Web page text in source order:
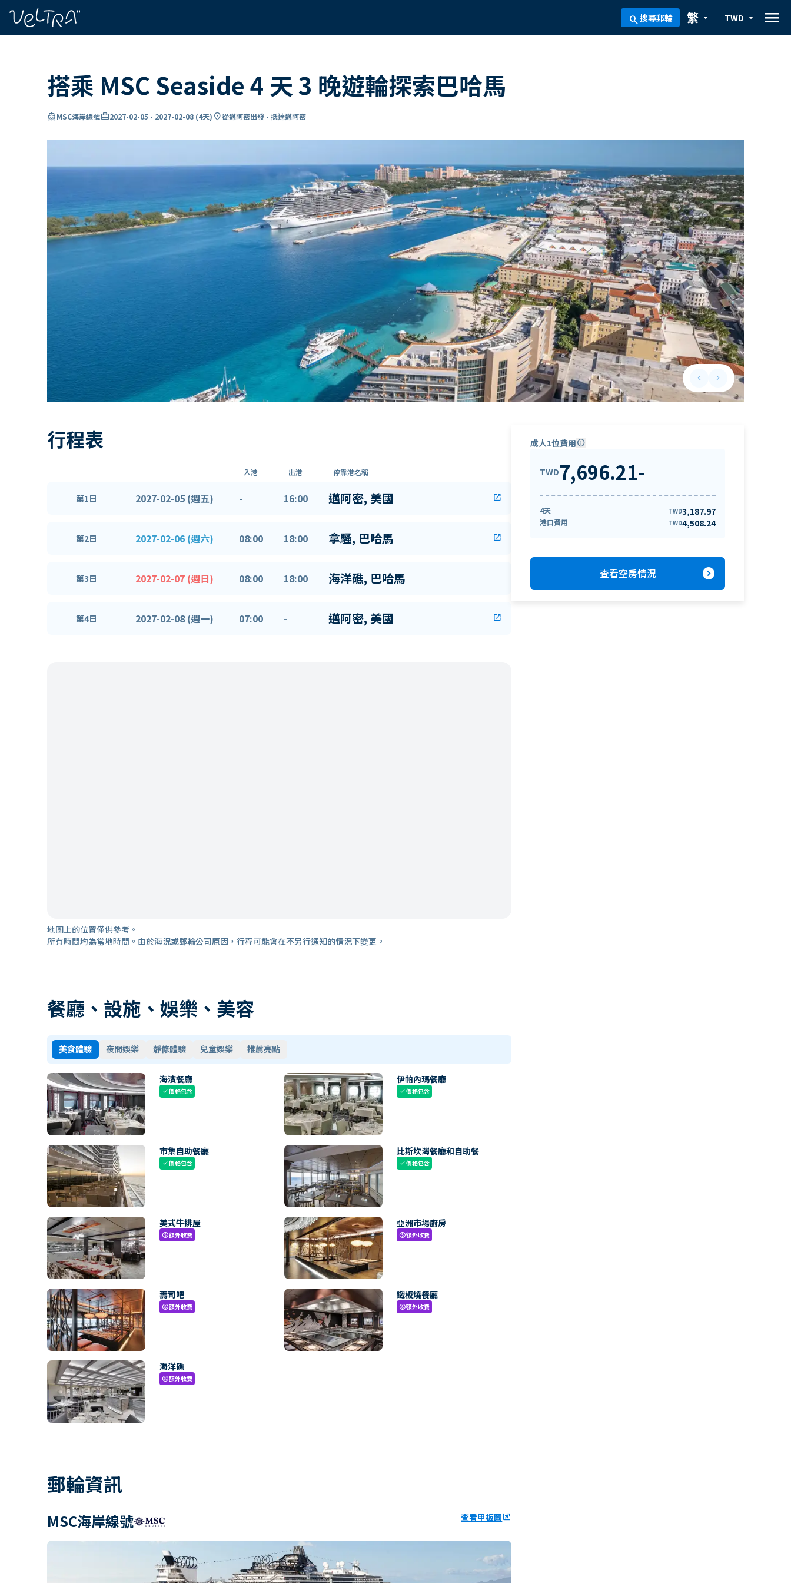
search搜尋郵輪 arrow_drop_down
繁 arrow_drop_down
TWD menu
搭乘 MSC Seaside 4 天 3 晚遊輪探索巴哈馬
directions_boatMSC海岸線號card_travel2027-02-05 - 2027-02-08 (4天) location_on從邁阿密出發 - 抵達邁阿密
keyboard_arrow_leftPrevious slide
keyboard_arrow_rightNext slide
行程表
入港 出港 停靠港名稱
第1日 2027-02-05 (週五) - 16:00 邁阿密, 美國 open_in_new
第2日 2027-02-06 (週六) 08:00 18:00 拿騷, 巴哈馬 open_in_new
第3日 2027-02-07 (週日) 08:00 18:00 海洋礁, 巴哈馬
第4日 2027-02-08 (週一) 07:00 - 邁阿密, 美國 open_in_new
地圖上的位置僅供參考。
所有時間均為當地時間。由於海況或郵輪公司原因，行程可能會在不另行通知的情況下變更。
餐廳、設施、娛樂、美容
美食體驗 夜間娛樂 靜修體驗 兒童娛樂 推薦亮點
海濱餐廳
check價格包含
伊帕內瑪餐廳
check價格包含
市集自助餐廳
check價格包含
比斯坎灣餐廳和自助餐
check價格包含
美式牛排屋
paid額外收費
亞洲市場廚房
paid額外收費
壽司吧
paid額外收費
鐵板燒餐廳
paid額外收費
海洋礁
paid額外收費
郵輪資訊
MSC海岸線號 查看甲板圖ungroup
成人1位費用info
TWD7,696.21-
4天 TWD3,187.97
港口費用 TWD4,508.24
查看空房情況 expand_circle_right